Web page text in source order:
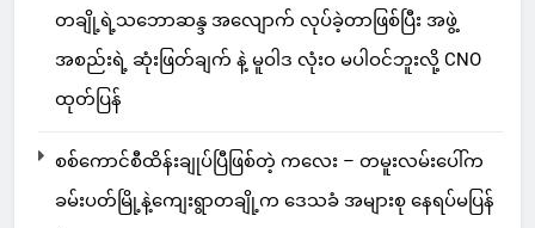
တချို့ရဲ့သဘောဆန္ဒ အလျောက် လုပ်ခဲ့တာဖြစ်ပြီး အဖွဲ့
အစည်းရဲ့ ဆုံးဖြတ်ချက် နဲ့ မူဝါဒ လုံးဝ မပါဝင်ဘူးလို့ CNO
ထုတ်ပြန်
စစ်ကောင်စီထိန်းချုပ်ပြီဖြစ်တဲ့ ကလေး – တမူးလမ်းပေါ်က
ခမ်းပတ်မြို့နဲ့ကျေးရွာတချို့က ဒေသခံ အများစု နေရပ်မပြန်